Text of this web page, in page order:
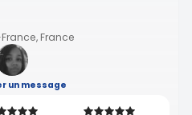
France
un message